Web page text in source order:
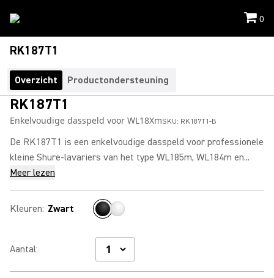
0
RK187T1
Overzicht Productondersteuning
RK187T1
Enkelvoudige dasspeld voor WL18XmSKU: RK187T1-B
De RK187T1 is een enkelvoudige dasspeld voor professionele
kleine Shure-lavariers van het type WL185m, WL184m en...
Meer lezen
Kleuren: Zwart
Aantal: